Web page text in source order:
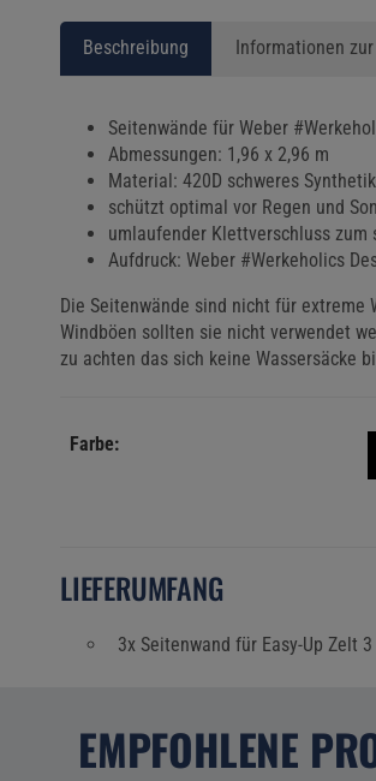
Beschreibung Informationen
Seitenwände für Weber
Abmessungen: 1,96 x 2,96 m
Material: 420D schweres
schützt optimal vor Regen und
umlaufender Klettverschluss zum
Aufdruck: Weber #Werkeholics
Die Seitenwände sind nicht für extreme
Windböen sollten sie nicht verwendet
zu achten das sich keine Wassersäcke
Farbe:
LIEFERUMFANG
3x Seitenwand für Easy-Up Zelt
EMPFOHLENE